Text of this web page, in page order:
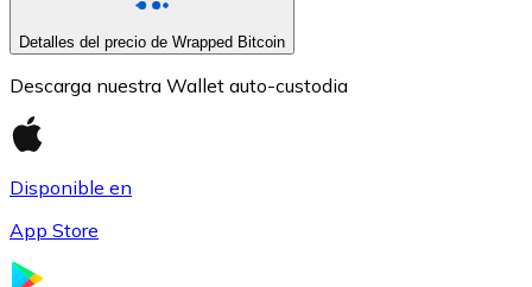
Detalles del precio de Wrapped Bitcoin
Descarga nuestra Wallet auto-custodia
Disponible en
App Store